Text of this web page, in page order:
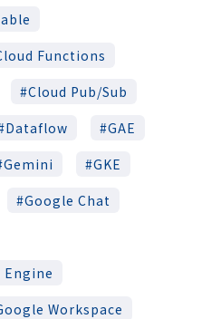
Functions
Cloud Pub/Sub
Dataflow
GAE
Gemini
GKE
Google Chat
Engine
Workspace